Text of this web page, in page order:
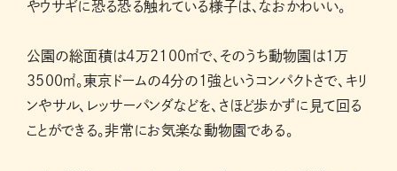
やウサギに恐る恐る触れている様子は、なおかわいい。
公園の総面積は4万2100㎡で、そのうち動物園は1万
3500㎡。東京ドームの4分の1強というコンパクトさで、キリ
ンやサル、レッサーパンダなどを、さほど歩かずに見て回る
ことができる。非常にお気楽な動物園である。